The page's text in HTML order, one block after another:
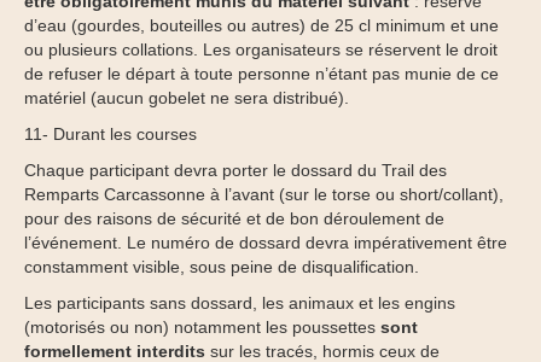
d’eau (gourdes, bouteilles ou autres) de 25 cl minimum et une
ou plusieurs collations. Les organisateurs se réservent le droit
de refuser le départ à toute personne n’étant pas munie de ce
matériel (aucun gobelet ne sera distribué).
11- Durant les courses
Chaque participant devra porter le dossard du Trail des
Remparts Carcassonne à l’avant (sur le torse ou short/collant),
pour des raisons de sécurité et de bon déroulement de
l’événement. Le numéro de dossard devra impérativement être
constamment visible, sous peine de disqualification.
Les participants sans dossard, les animaux et les engins
(motorisés ou non) notamment les poussettes sont
formellement interdits sur les tracés, hormis ceux de